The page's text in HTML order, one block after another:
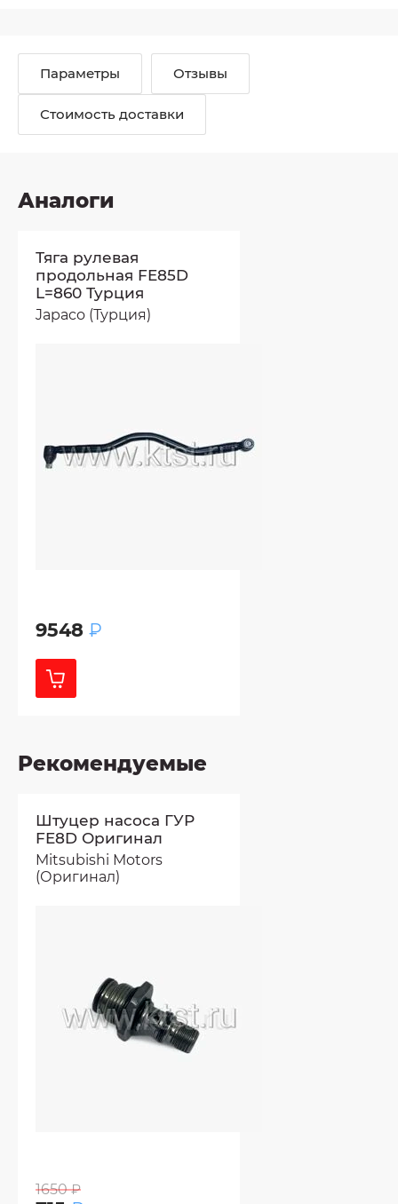
Параметры Отзывы
Стоимость доставки
Аналоги
Тяга рулевая
продольная FE85D
L=860 Турция
Japaco (Турция)
9548 ₽
Рекомендуемые
Штуцер насоса ГУР
FE8D Оригинал
Mitsubishi Motors
(Оригинал)
1650 ₽